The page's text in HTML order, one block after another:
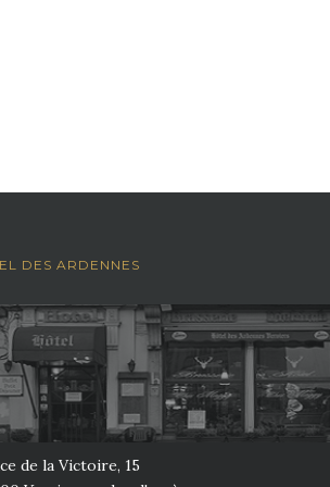
DES ARDENNES
de la Victoire, 15